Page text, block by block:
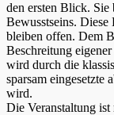
den ersten Blick. Sie
Bewusstseins.
bleiben offen. Dem
Beschreitung
wird durch die
sparsam eingesetzte
wird.
Die Veranstaltung